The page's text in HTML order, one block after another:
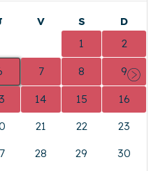
V S
D
1 2
7 8 9
14 15 16
21 22 23
28 29 30